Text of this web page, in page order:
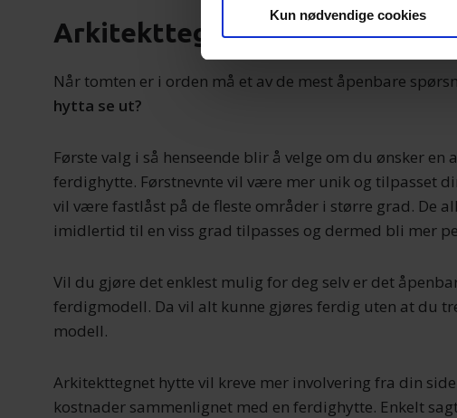
mer info kan du lese om
Vi bruker informasjonskapsler for å
analysere trafikken vår. Vi deler
Kun nødvendige cookies
Arkitekttegnet eller
Når tomten er i orden må et av de mest åpenbare
hytta se ut?
Første valg i så henseende blir å velge om du ønsker
ferdighytte. Førstnevnte vil være mer unik og tilpasset
vil være fastlåst på de fleste områder i større grad. De
imidlertid til en viss grad tilpasses og dermed bli mer
Vil du gjøre det enklest mulig for deg selv er det
ferdigmodell. Da vil alt kunne gjøres ferdig uten at du
modell.
Arkitekttegnet hytte vil kreve mer involvering fra din
kostnader sammenlignet med en ferdighytte. Enkelt